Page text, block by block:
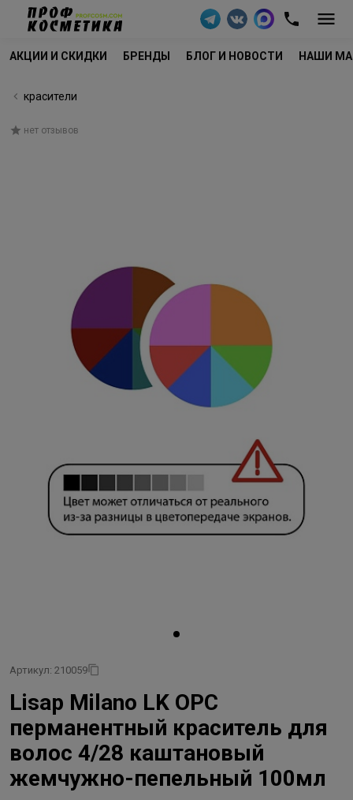
АКЦИИ И СКИДКИ БРЕНДЫ БЛОГ И НОВОСТИ НАШИ
красители
нет отзывов
Артикул: 210059
Lisap Milano LK OPC
перманентный краситель для
волос 4/28 каштановый
жемчужно-пепельный 100мл